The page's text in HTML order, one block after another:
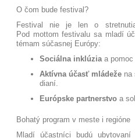
O čom bude festival?
Festival nie je len o
Pod mottom festivalu sa mladí
témam súčasnej Európy:
Sociálna inklúziaa pomoc
Aktívna účasť mládeže na
dianí.
Európske partnerstvo a
Bohatý program v meste i regióne
Mladí účastníci budú